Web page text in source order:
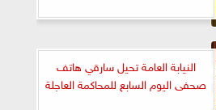
النيابة العامة تحيل سارقي هاتف
صحفى اليوم السابع للمحاكمة العاجلة